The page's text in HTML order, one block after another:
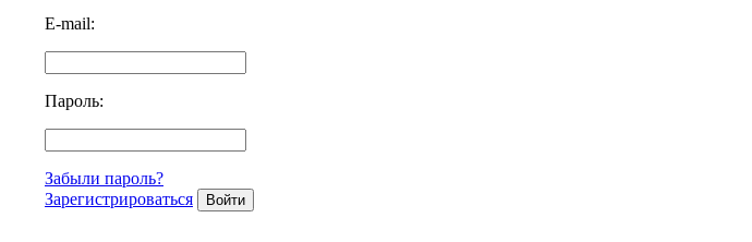
E-mail:
Пароль:
Забыли пароль?
Зарегистрироваться
Войти